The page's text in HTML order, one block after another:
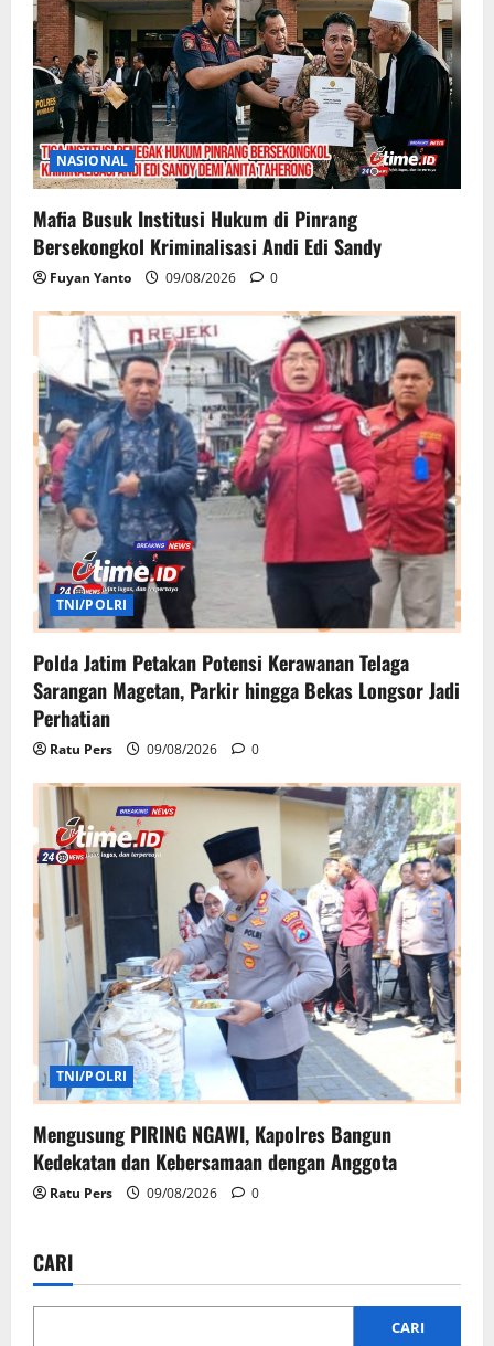
NASIONAL
Mafia Busuk Institusi Hukum di Pinrang
Bersekongkol Kriminalisasi Andi Edi Sandy
Fuyan Yanto 09/08/2026 0
TNI/POLRI
Polda Jatim Petakan Potensi Kerawanan Telaga
Sarangan Magetan, Parkir hingga Bekas Longsor Jadi
Perhatian
Ratu Pers 09/08/2026 0
TNI/POLRI
Mengusung PIRING NGAWI, Kapolres Bangun
Kedekatan dan Kebersamaan dengan Anggota
Ratu Pers 09/08/2026 0
CARI
CARI